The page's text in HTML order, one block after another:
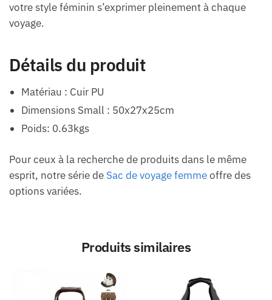
votre style féminin s’exprimer pleinement à chaque
voyage.
Détails du produit
Matériau : Cuir PU
Dimensions Small : 50x27x25cm
Poids: 0.63kgs
Pour ceux à la recherche de produits dans le même
esprit, notre série de Sac de voyage femmeoffre des
options variées.
Produits similaires